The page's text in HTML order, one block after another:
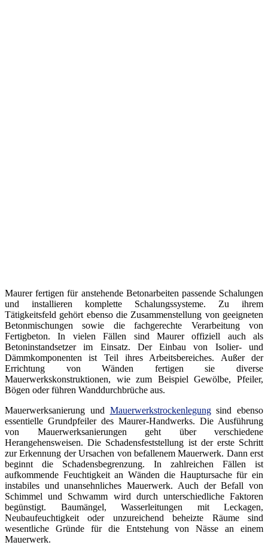
Maurer fertigen für anstehende Betonarbeiten passende Schalungen
und installieren komplette Schalungssysteme. Zu ihrem
Tätigkeitsfeld gehört ebenso die Zusammenstellung von geeigneten
Betonmischungen sowie die fachgerechte Verarbeitung von
Fertigbeton. In vielen Fällen sind Maurer offiziell auch als
Betoninstandsetzer im Einsatz. Der Einbau von Isolier- und
Dämmkomponenten ist Teil ihres Arbeitsbereiches. Außer der
Errichtung von Wänden fertigen sie diverse
Mauerwerkskonstruktionen, wie zum Beispiel Gewölbe, Pfeiler,
Bögen oder führen Wanddurchbrüche aus.
Mauerwerksanierung und Mauerwerkstrockenlegungsind ebenso
essentielle Grundpfeiler des Maurer-Handwerks. Die Ausführung
von Mauerwerksanierungen geht über verschiedene
Herangehensweisen. Die Schadensfeststellung ist der erste Schritt
zur Erkennung der Ursachen von befallenem Mauerwerk. Dann erst
beginnt die Schadensbegrenzung. In zahlreichen Fällen ist
aufkommende Feuchtigkeit an Wänden die Hauptursache für ein
instabiles und unansehnliches Mauerwerk. Auch der Befall von
Schimmel und Schwamm wird durch unterschiedliche Faktoren
begünstigt. Baumängel, Wasserleitungen mit Leckagen,
Neubaufeuchtigkeit oder unzureichend beheizte Räume sind
wesentliche Gründe für die Entstehung von Nässe an einem
Mauerwerk.